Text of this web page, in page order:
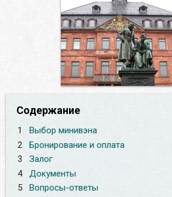
Содержание
1
Выбор минивэна
2
Бронирование и оплата
3
Залог
4
Документы
5
Вопросы-ответы